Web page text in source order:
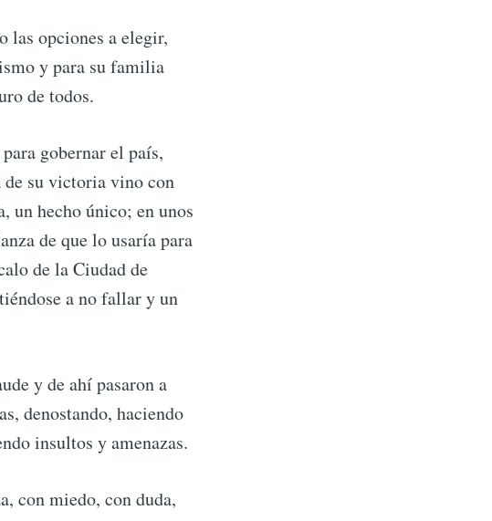
las opciones a elegir,
y para su familia
de todos.
gobernar el país,
su victoria vino con
un hecho único; en unos
de que lo usaría para
de la Ciudad de
a no fallar y un
y de ahí pasaron a
denostando, haciendo
insultos y amenazas.
con miedo, con duda,